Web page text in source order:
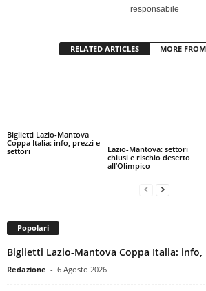
responsabile
RELATED ARTICLES MORE
Biglietti Lazio-Mantova
Coppa Italia: info, prezzi e
settori
Lazio-Mantova: settori
chiusi e rischio deserto
all’Olimpico
Popolari
Biglietti Lazio-Mantova Coppa Italia:
Redazione - 6 Agosto 2026